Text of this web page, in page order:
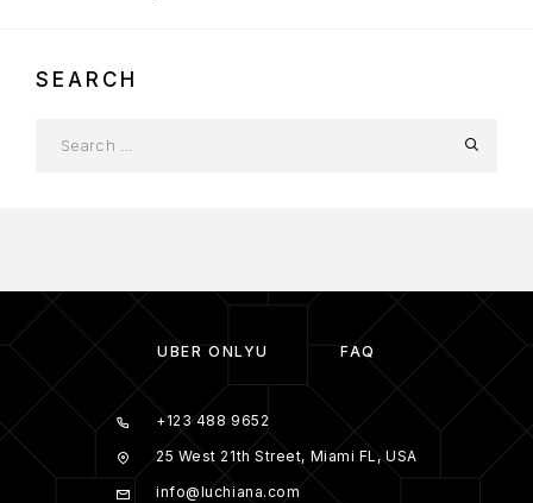
SEARCH
ÜBER ONLYU FAQ
+123 488 9652
25 West 21th Street, Miami FL, USA
info@luchiana.com